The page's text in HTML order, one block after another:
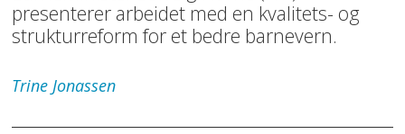
presenterer arbeidet med en kvalitets- og
strukturreform for et bedre barnevern.
Trine Jonassen